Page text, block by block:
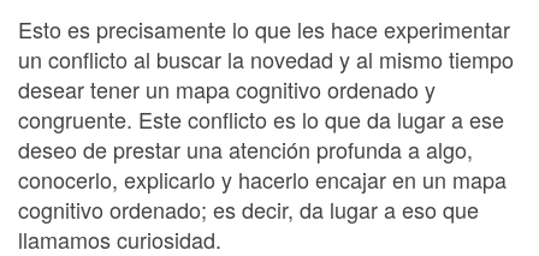
Esto es precisamente lo que les hace experimentar
un conflicto al buscar la novedad y al mismo tiempo
desear tener un mapa cognitivo ordenado y
congruente. Este conflicto es lo que da lugar a ese
deseo de prestar una atención profunda a algo,
conocerlo, explicarlo y hacerlo encajar en un mapa
cognitivo ordenado; es decir, da lugar a eso que
llamamos curiosidad.